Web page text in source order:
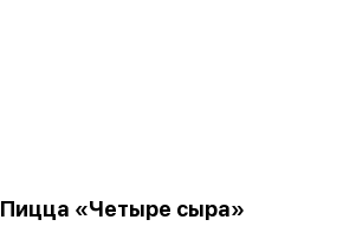
Пицца «Четыре сыра»